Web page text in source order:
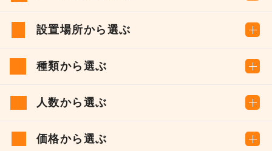
設置場所から選ぶ
種類から選ぶ
人数から選ぶ
価格から選ぶ